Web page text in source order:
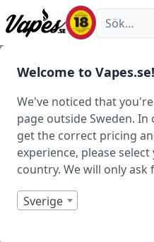
Welcome to Vapes.se!
We've noticed that
page outside Sweden.
get the correct pricing
experience, please
country. We will only ask
Sverige
Vapes.se
Hem/ Produkt Smakprofil
KÖRSBÄR
Filtrera & sortera
Visar 35 produkter av 91 totalt